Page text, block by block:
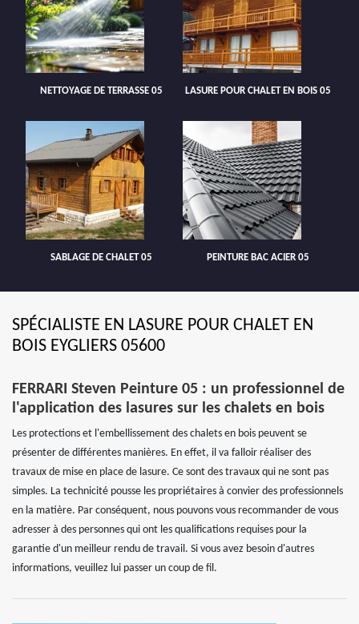
NETTOYAGE DE TERRASSE 05 LASURE POUR CHALET EN BOIS 05
SABLAGE DE CHALET 05 PEINTURE BAC ACIER 05
SPÉCIALISTE EN LASURE POUR CHALET EN
BOIS EYGLIERS 05600
FERRARI Steven Peinture 05 : un professionnel de
l'application des lasures sur les chalets en bois
Les protections et l'embellissement des chalets en bois peuvent se
présenter de différentes manières. En effet, il va falloir réaliser des
travaux de mise en place de lasure. Ce sont des travaux qui ne sont pas
simples. La technicité pousse les propriétaires à convier des professionnels
en la matière. Par conséquent, nous pouvons vous recommander de vous
adresser à des personnes qui ont les qualifications requises pour la
garantie d'un meilleur rendu de travail. Si vous avez besoin d'autres
informations, veuillez lui passer un coup de fil.